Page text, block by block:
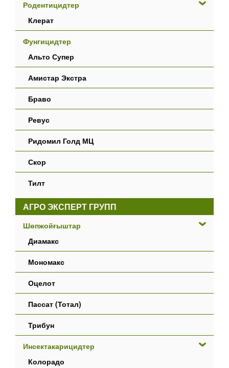
Родентицидтер
Клерат
Фунгицидтер
Альто Супер
Амистар Экстра
Браво
Ревус
Ридомил Голд МЦ
Скор
Тилт
АГРО ЭКСПЕРТ ГРУПП
Шөпжойғыштар
Диамакс
Мономакс
Оцелот
Пассат (Тотал)
Трибун
Инсектакарицидтер
Колорадо